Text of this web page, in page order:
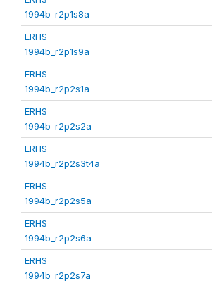
1994b_r2p1s8a
ERHS
1994b_r2p1s9a
ERHS
1994b_r2p2s1a
ERHS
1994b_r2p2s2a
ERHS
1994b_r2p2s3t4a
ERHS
1994b_r2p2s5a
ERHS
1994b_r2p2s6a
ERHS
1994b_r2p2s7a